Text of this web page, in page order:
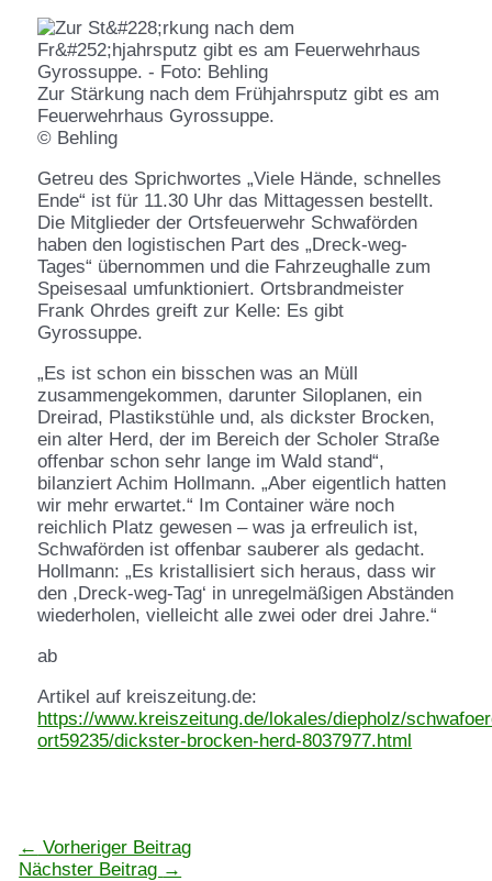
Zur Stärkung nach dem Frühjahrsputz gibt es am
Feuerwehrhaus Gyrossuppe.
© Behling
Getreu des Sprichwortes „Viele Hände, schnelles
Ende“ ist für 11.30 Uhr das Mittagessen bestellt.
Die Mitglieder der Ortsfeuerwehr Schwaförden
haben den logistischen Part des „Dreck-weg-
Tages“ übernommen und die Fahrzeughalle zum
Speisesaal umfunktioniert. Ortsbrandmeister
Frank Ohrdes greift zur Kelle: Es gibt
Gyrossuppe.
„Es ist schon ein bisschen was an Müll
zusammengekommen, darunter Siloplanen, ein
Dreirad, Plastikstühle und, als dickster Brocken,
ein alter Herd, der im Bereich der Scholer Straße
offenbar schon sehr lange im Wald stand“,
bilanziert Achim Hollmann. „Aber eigentlich hatten
wir mehr erwartet.“ Im Container wäre noch
reichlich Platz gewesen – was ja erfreulich ist,
Schwaförden ist offenbar sauberer als gedacht.
Hollmann: „Es kristallisiert sich heraus, dass wir
den ,Dreck-weg-Tag‘ in unregelmäßigen Abständen
wiederholen, vielleicht alle zwei oder drei Jahre.“
ab
Artikel auf kreiszeitung.de:
https://www.kreiszeitung.de/lokales/diepholz/
ort59235/dickster-brocken-herd-8037977.html
← Vorheriger Beitrag
Nächster Beitrag →